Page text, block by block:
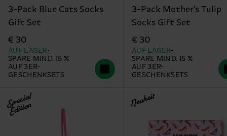
3-Pack Blue Cats Socks
Gift Set
€ 30
AUF LAGER
SPARE MIND. 15 %
AUF 3ER-
GESCHENKSETS
3-Pack Mother's Tulip
Socks Gift Set
€ 30
AUF LAGER
SPARE MIND. 15 %
AUF 3ER-
GESCHENKSETS
Special
Edition Neuheit